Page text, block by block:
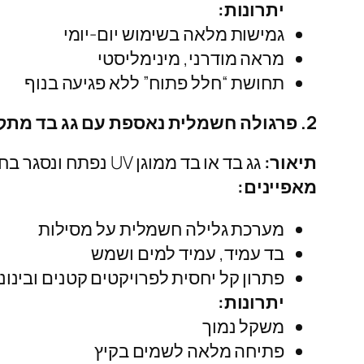
יתרונות:
גמישות מלאה בשימוש יום‑יומי
מראה מודרני, מינימליסטי
תחושת “חלל פתוח” ללא פגיעה בנוף
2. פרגולה חשמלית נאספת עם גג בד מתקפל
תיאור: גג בד או בד ממוגן UV נפתח ונסגר בחלקים או לגמרי, מאפשר מראה קליל וגמיש.
מאפיינים:
מערכת גלילה חשמלית על מסילות
בד עמיד, עמיד למים ושמש
פתרון קל יחסית לפרויקטים קטנים
יתרונות:
משקל נמוך
פתיחה מלאה לשמים בקיץ